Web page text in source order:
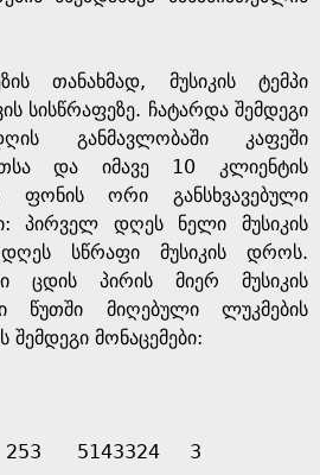
თანახმად, მუსიკის ტემპი
სისწრაფეზე. ჩატარდა შემდეგი
განმავლობაში კაფეში
და იმავე 10 კლიენტის
ფონის ორი განსხვავებული
პირველ დღეს ნელი მუსიკის
სწრაფი მუსიკის დროს.
ცდის პირის მიერ მუსიკის
წუთში მიღებული ლუკმების
მონაცემები:
5143324 3